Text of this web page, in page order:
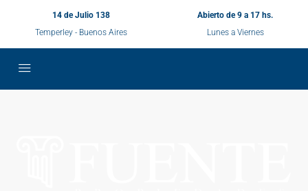
14 de Julio 138
Temperley - Buenos Aires
Abierto de 9 a 17 hs.
Lunes a Viernes